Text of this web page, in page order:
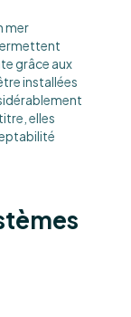
mer
grâce aux
installées
elles